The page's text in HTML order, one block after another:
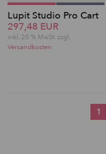
Lupit Studio Pro Cart
297,48 EUR
inkl. 20 % MwSt. zzgl.
Versandkosten
1